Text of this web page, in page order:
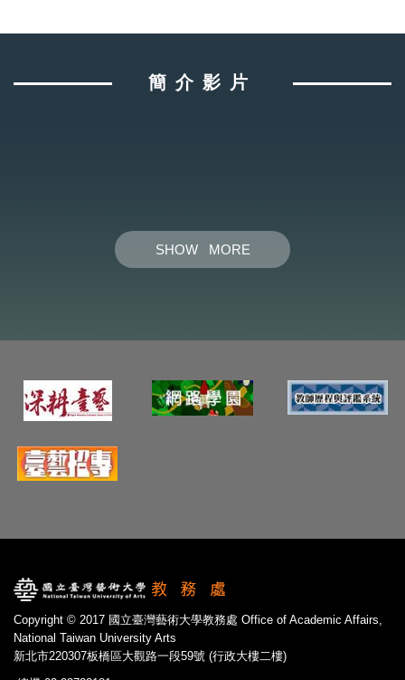
簡介影片
SHOW MORE
Copyright © 2017 國立臺灣藝術大學教務處 Office of Academic Affairs,
National Taiwan University Arts
新北市220307板橋區大觀路一段59號 (行政大樓二樓)